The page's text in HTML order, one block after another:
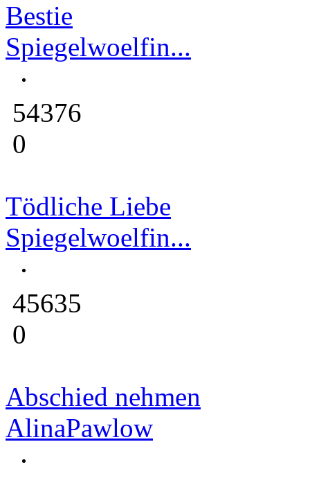
Bestie
Spiegelwoelfin...
54376
0
Tödliche Liebe
Spiegelwoelfin...
45635
0
Abschied nehmen
AlinaPawlow